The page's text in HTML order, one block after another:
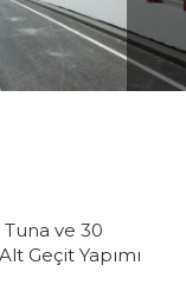
ve 30
Geçit Yapımı